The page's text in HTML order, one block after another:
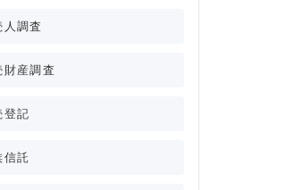
人調査
財産調査
登記
信託